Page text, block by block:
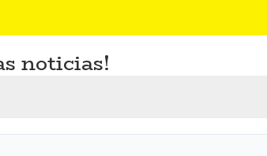
noticias!